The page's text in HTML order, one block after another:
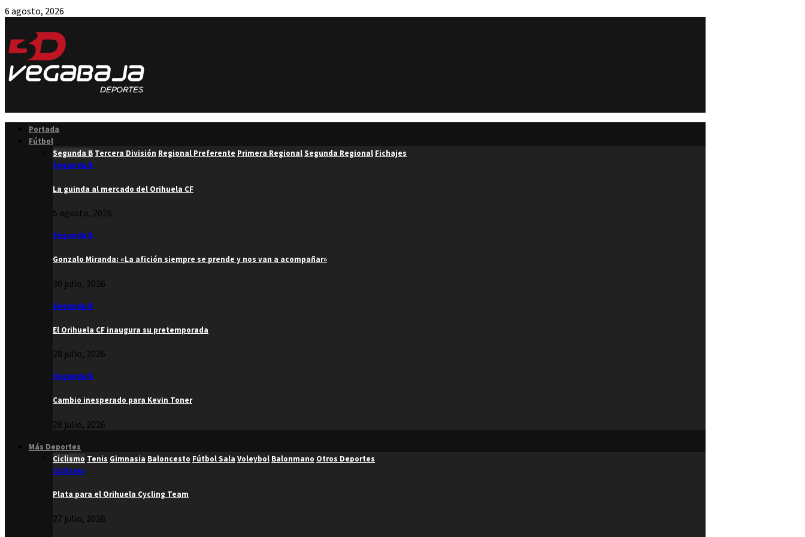
6 agosto, 2026
Portada
Fútbol
Segunda B Tercera División Regional Preferente Primera RegionalSegunda Regional Fichajes
Segunda B
La guinda al mercado del Orihuela CF
5 agosto, 2026
Segunda B
Gonzalo Miranda: «La afición siempre se prende y nos van a acompañar»
30 julio, 2026
Segunda B
El Orihuela CF inaugura su pretemporada
28 julio, 2026
Segunda B
Cambio inesperado para Kevin Toner
28 julio, 2026
Más Deportes
Ciclismo Tenis Gimnasia Baloncesto Fútbol Sala Voleybol Balonmano Otros Deportes
Ciclismo
Plata para el Orihuela Cycling Team
27 julio, 2026